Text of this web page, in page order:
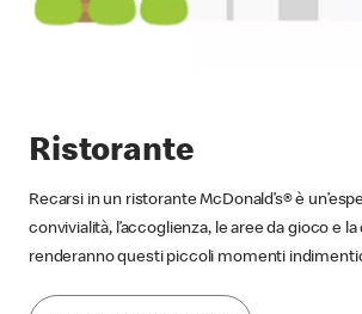
Ristorante
Recarsi in un ristorante McDonald’s® è
convivialità, l’accoglienza, le aree da gioco e
renderanno questi piccoli momenti